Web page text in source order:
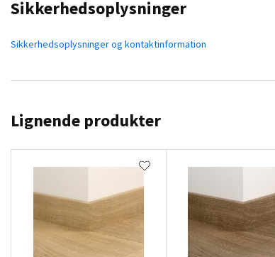
Sikkerhedsoplysninger
Sikkerhedsoplysninger og kontaktinformation
Lignende produkter